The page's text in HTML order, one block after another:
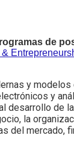
de
&
y modelos
y
desarrollo de
la
del mercado,